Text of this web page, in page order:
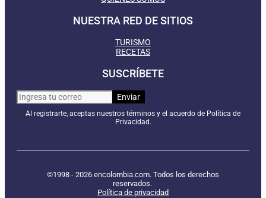
NUESTRA RED DE SITIOS
TURISMO
RECETAS
SUSCRÍBETE
Al registrarte, aceptas nuestros términos y el acuerdo de Política de
Privacidad.
©1998 - 2026 encolombia.com. Todos los derechos
reservados.
Política de privacidad